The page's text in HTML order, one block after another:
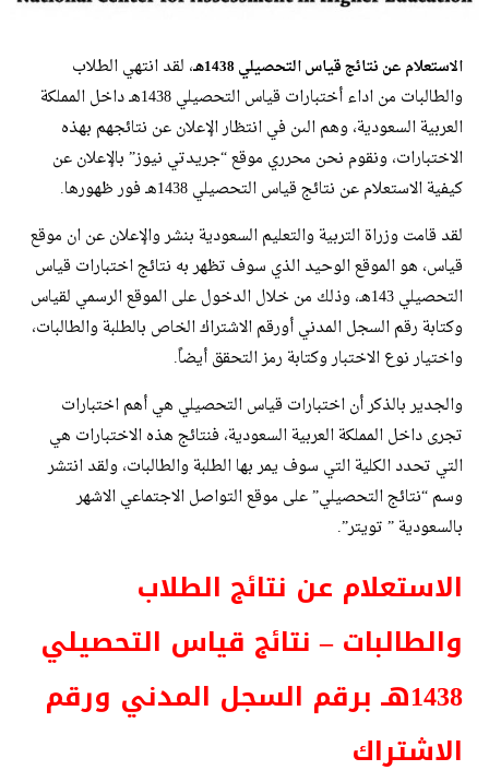
الاستعلام عن نتائج قياس التحصيلي 1438هـ
، لقد انتهي الطلاب
والطالبات من اداء أختبارات قياس التحصيلي 1438هـ داخل المملكة
العربية السعودية، وهم الىن في انتظار الإعلان عن نتائجهم بهذه
الاختبارات، ونقوم نحن محرري موقع “جريدتي نيوز” بالإعلان عن
كيفية الاستعلام عن نتائج قياس التحصيلي 1438هـ فور ظهورها.
لقد قامت وزراة التربية والتعليم السعودية بنشر والإعلان عن ان موقع
قياس، هو الموقع الوحيد الذي سوف تظهر به نتائج اختبارات قياس
التحصيلي 143هـ، وذلك من خلال الدخول على الموقع الرسمي لقياس
وكتابة رقم السجل المدني أورقم الاشتراك الخاص بالطلبة والطالبات،
واختيار نوع الاختبار وكتابة رمز التحقق أيضاً.
والجدير بالذكر أن اختبارات قياس التحصيلي هي أهم اختبارات
تجرى داخل المملكة العربية السعودية، فنتائج هذه الاختبارات هي
التي تحدد الكلية التي سوف يمر بها الطلبة والطالبات، ولقد انتشر
وسم “نتائج التحصيلي” على موقع التواصل الاجتماعي الاشهر
بالسعودية ” تويتر”.
الاستعلام عن نتائج الطلاب
والطالبات – نتائج قياس التحصيلي
1438هـ برقم السجل المدني ورقم
الاشتراك